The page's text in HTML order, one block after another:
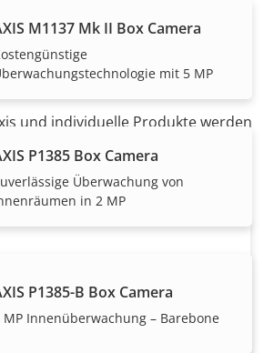
M1137 Mk II Box Camera
mit 5 MP
P1385 Box Camera
Überwachung von
in 2 MP
P1385-B Box Camera
MP Innenüberwachung – Barebone
Vertrieb
und individuelle Produkte werden
Partnern verkauft
installiert.